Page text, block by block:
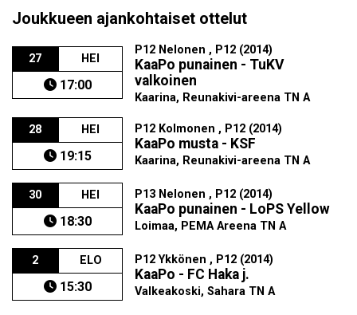
Joukkueen ajankohtaiset ottelut
27 HEI
17:00
P12 Nelonen , P12 (2014)
KaaPo punainen - TuKV
valkoinen
Kaarina, Reunakivi-areena TN A
28 HEI
19:15
P12 Kolmonen , P12 (2014)
KaaPo musta - KSF
Kaarina, Reunakivi-areena TN A
30 HEI
18:30
P13 Nelonen , P12 (2014)
KaaPo punainen - LoPS Yellow
Loimaa, PEMA Areena TN A
2 ELO
15:30
P12 Ykkönen , P12 (2014)
KaaPo - FC Haka j.
Valkeakoski, Sahara TN A